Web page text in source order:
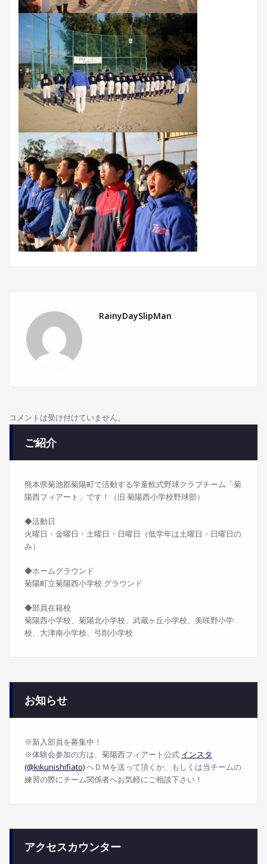
RainyDaySlipMan
コメントは受け付けていません。
ご紹介
熊本県菊池郡菊陽町で活動する学童軟式野球クラブチーム「菊
陽西フィアート」です！（旧 菊陽西小学校野球部）
◆活動日
火曜日・金曜日・土曜日・日曜日（低学年は土曜日・日曜日の
み）
◆ホームグラウンド
菊陽町立菊陽西小学校 グラウンド
◆部員在籍校
菊陽西小学校、菊陽北小学校、武蔵ヶ丘小学校、美咲野小学
校、大津南小学校、弓削小学校
お知らせ
※新入部員を募集中！
※体験会参加の方は、菊陽西フィアート公式 インスタ
(@kikunishifiato)へＤＭを送って頂くか、もしくは当チームの
練習の際にチーム関係者へお気軽にご相談下さい！
アクセスカウンター